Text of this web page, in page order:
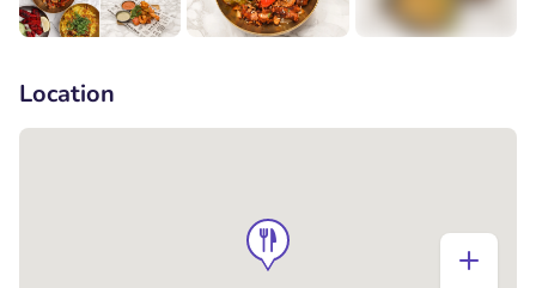
Location